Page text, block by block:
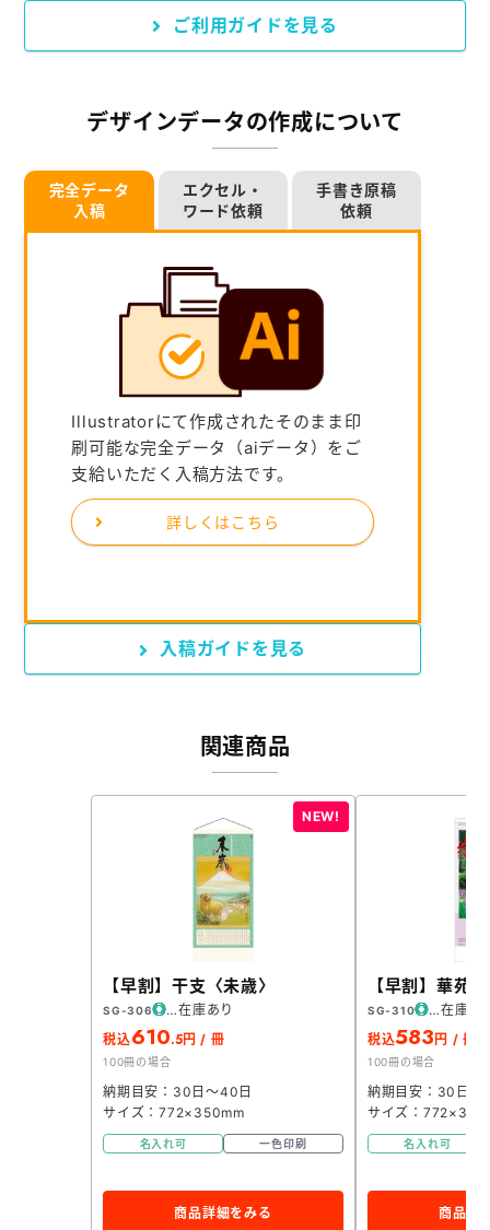
ご利用ガイドを見る
デザインデータの作成について
完全データ
入稿
エクセル・
ワード依頼
手書き原稿
依頼
Illustratorにて作成されたそのまま印
刷可能な完全データ（aiデータ）をご
支給いただく入稿方法です。
詳しくはこちら
入稿ガイドを見る
関連商品
【早割】干支〈未歳〉
SG-306
在庫あり
税込610.5円 / 冊
100冊の場合
納期目安：30日～40日
サイズ：772×350mm
名入れ可 一色印刷
商品詳細をみる
【早割】華苑(
SG-310
在庫あ
税込583 円 / 冊
100冊の場合
納期目安：30日～
サイズ：
名入れ可
商品詳